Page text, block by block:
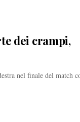
dei crampi,
nel finale del match